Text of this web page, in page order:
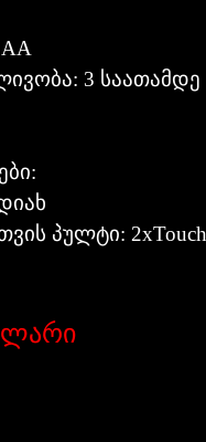
3 საათამდე
პულტი:
ლარი